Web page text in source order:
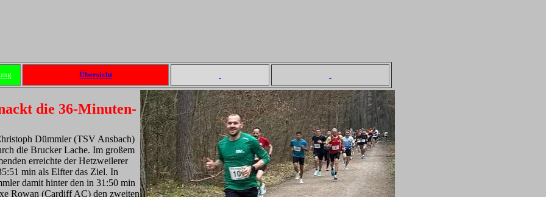
Übersicht
die 36-Minuten-
Dümmler (TSV Ansbach)
die Brucker Lache. Im großem
erreichte der Hetzweilerer
min als Elfter das Ziel. In
damit hinter den in 31:50 min
Rowan (Cardiff AC) den zweiten